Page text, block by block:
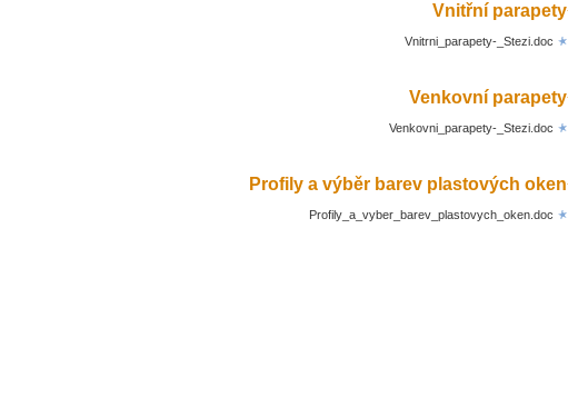
Vnitřní parapety
Vnitrni_parapety-_Stezi.doc
Venkovní parapety
Venkovni_parapety-_Stezi.doc
Profily a výběr barev plastových oken
Profily_a_vyber_barev_plastovych_oken.doc